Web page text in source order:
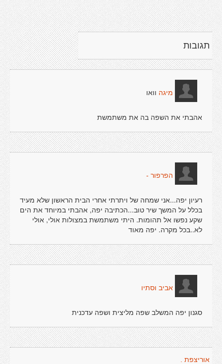
תגובות
מיגה וואו
אהבתי את השפה בה את משתמשת
הפרפור -
רעיון יפה...אני שמחה של ויתרתי אחרי הבית הראשון שלא מעיד
בכלל על המשך שיר טוב...הכתיבה יפה, אהבתי במיוחד את הים
שקע נפשו אל תהומות. היתי משתמשת במצולות אולי, אולי
לא..בכל מקרה. יפה מאוד
אביב וסתיו
סגנון יפה המשלב שפה מליצית ושפה עדכנית
אוריצפת .